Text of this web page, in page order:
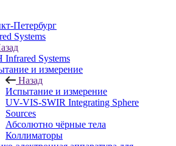
Петербург
Systems
Infrared Systems
и измерение
Назад
Испытание и измерение
UV-VIS-SWIR Integrating Sphere
Sources
Абсолютно чёрные тела
Коллиматоры